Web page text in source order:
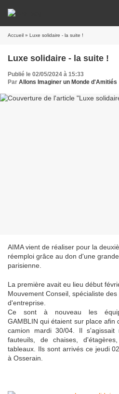
Accueil » Luxe solidaire - la suite !
Luxe solidaire - la suite !
Publié le 02/05/2024 à 15:33
Par Allons Imaginer un Monde d'Amitiés
AIMA vient de réaliser pour la
réemploi grâce au don d'une
parisienne.
La première avait eu lieu début
Mouvement Conseil, spécialiste
d'entreprise.
Ce sont à nouveau les
GAMBLIN qui étaient sur place afin
camion mardi 30/04. Il s'agissait
fauteuils, de chaises,
tableaux. Ils sont arrivés ce jeudi
à Osserain.